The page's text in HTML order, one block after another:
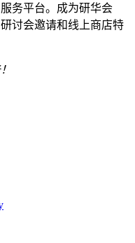
务平台。成为研华会
讨会邀请和线上商店特